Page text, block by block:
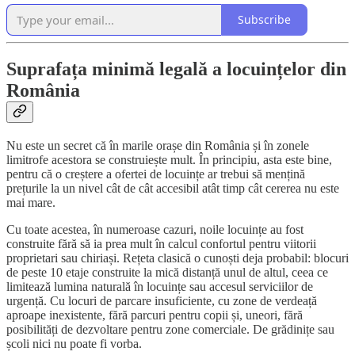
Subscribe
Suprafața minimă legală a locuințelor din
România
Nu este un secret că în marile orașe din România și în zonele
limitrofe acestora se construiește mult. În principiu, asta este bine,
pentru că o creștere a ofertei de locuințe ar trebui să mențină
prețurile la un nivel cât de cât accesibil atât timp cât cererea nu este
mai mare.
Cu toate acestea, în numeroase cazuri, noile locuințe au fost
construite fără să ia prea mult în calcul confortul pentru viitorii
proprietari sau chiriași. Rețeta clasică o cunoști deja probabil: blocuri
de peste 10 etaje construite la mică distanță unul de altul, ceea ce
limitează lumina naturală în locuințe sau accesul serviciilor de
urgență. Cu locuri de parcare insuficiente, cu zone de verdeață
aproape inexistente, fără parcuri pentru copii și, uneori, fără
posibilități de dezvoltare pentru zone comerciale. De grădinițe sau
școli nici nu poate fi vorba.